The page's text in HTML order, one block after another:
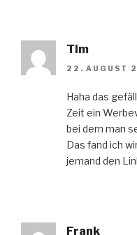
Tim
22. AUGUST
Haha das
Zeit ein
bei dem man
Das fand ich
jemand den
Frank